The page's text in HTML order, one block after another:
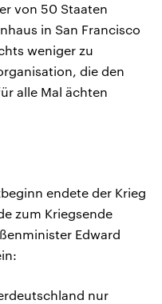
von 50 Staaten
in San Francisco
weniger zu
die den
alle Mal ächten
endete der Krieg
zum Kriegsende
Edward
nur